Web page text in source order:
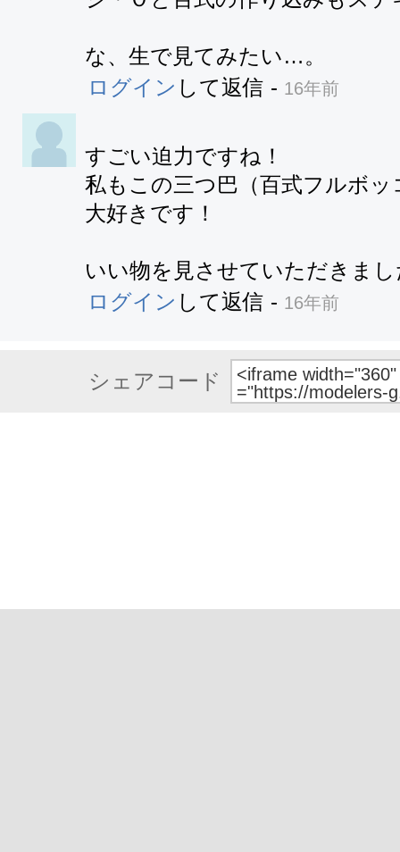
な、生で見てみたい…。
ログイン して返信 - 16年前
すごい迫力ですね！
私もこの三つ巴（百式フルボッ
大好きです！
いい物を見させていただきま
ログイン して返信 - 16年前
シェアコード